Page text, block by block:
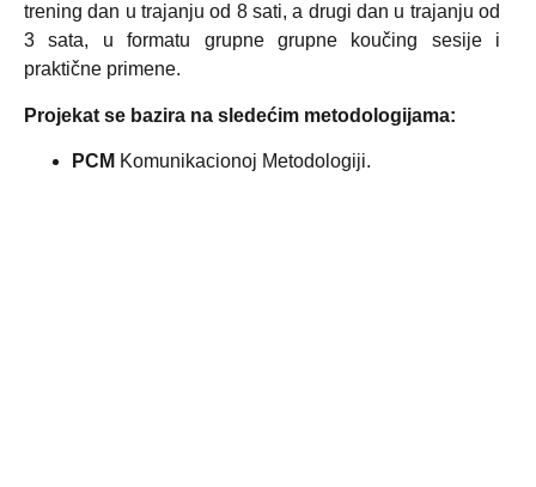
trening dan u trajanju od 8 sati, a drugi dan u trajanju od
3 sata, u formatu grupne grupne koučing sesije i
praktične primene.
Projekat se bazira na sledećim metodologijama:
PCM Komunikacionoj Metodologiji.